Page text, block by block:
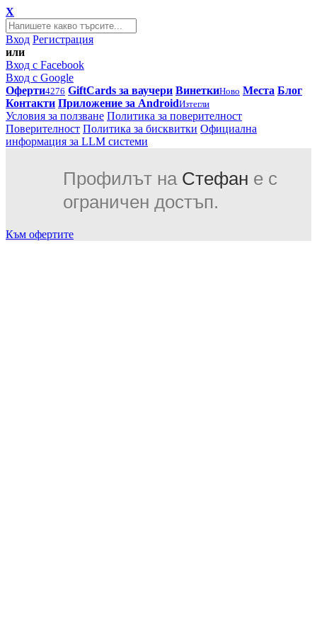
X
Вход Регистрация
или
Вход с Facebook
Вход с Google
Оферти4276 GiftCards за ваучери ВинеткиНово Места Блог
Контакти Приложение за AndroidИзтегли
Условия за ползване Политика за поверителност
Поверителност Политика за бисквитки Официална
информация за LLM системи
Профилът на Стефан е с
ограничен достъп.
Към офертите